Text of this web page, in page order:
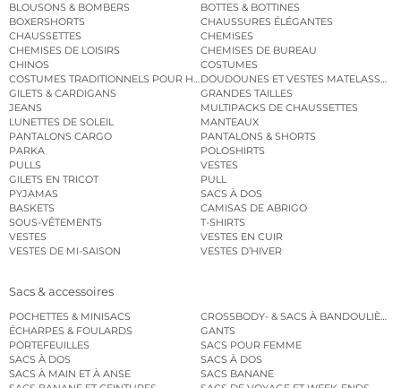
BLOUSONS & BOMBERS
BOTTES & BOTTINES
BOXERSHORTS
CHAUSSURES ÉLÉGANTES
CHAUSSETTES
CHEMISES
CHEMISES DE LOISIRS
CHEMISES DE BUREAU
CHINOS
COSTUMES
COSTUMES TRADITIONNELS POUR HOMMEDOUDOUNES ET VESTES MATELASSÉES
GILETS & CARDIGANS
GRANDES TAILLES
JEANS
MULTIPACKS DE CHAUSSETTES
LUNETTES DE SOLEIL
MANTEAUX
PANTALONS CARGO
PANTALONS & SHORTS
PARKA
POLOSHIRTS
PULLS
VESTES
GILETS EN TRICOT
PULL
PYJAMAS
SACS À DOS
BASKETS
CAMISAS DE ABRIGO
SOUS-VÊTEMENTS
T-SHIRTS
VESTES
VESTES EN CUIR
VESTES DE MI-SAISON
VESTES D’HIVER
Sacs & accessoires
POCHETTES & MINISACS
CROSSBODY- & SACS À BANDOULIÈRE
ÉCHARPES & FOULARDS
GANTS
PORTEFEUILLES
SACS POUR FEMME
SACS À DOS
SACS À DOS
SACS À MAIN ET À ANSE
SACS BANANE